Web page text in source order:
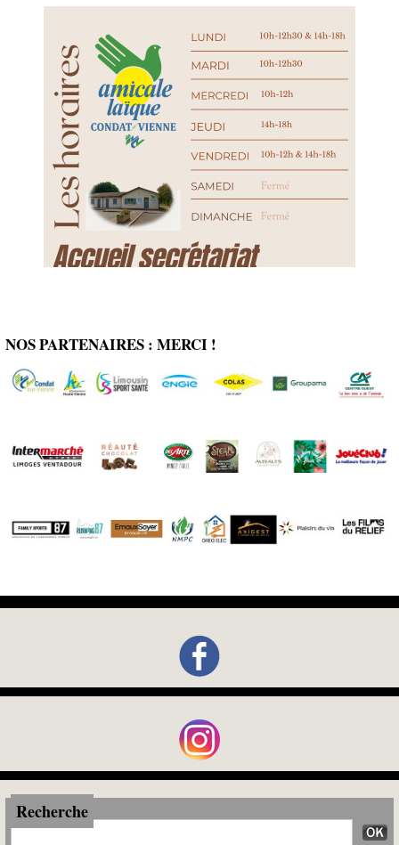
NOS PARTENAIRES : MERCI !
Recherche